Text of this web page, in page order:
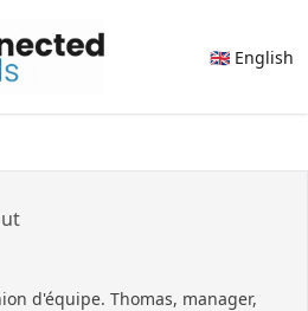
🇬🇧 English
d'équipe. Thomas, manager,